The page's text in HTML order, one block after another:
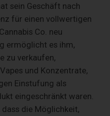
sein Geschäft nach
für einen vollwertigen
Co. neu
ermöglicht es ihm,
zu verkaufen,
und Konzentrate,
Einstufung als
eingeschränkt waren.
die Möglichkeit,